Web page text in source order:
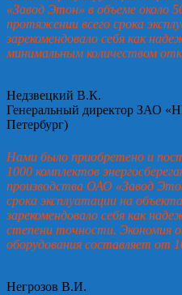
«Завод Этон» в объеме около
протяжении всего срока
зарекомендовало себя как
минимальным количеством
Недзвецкий В.К.
Генеральный директор ЗАО
Петербург)
Нами было приобретено и
1000 комплектов
производства ОАО «Завод
срока эксплуатации на
зарекомендовало себя как
степени точности. Экономия
оборудования составляет от
Негрозов В.И.